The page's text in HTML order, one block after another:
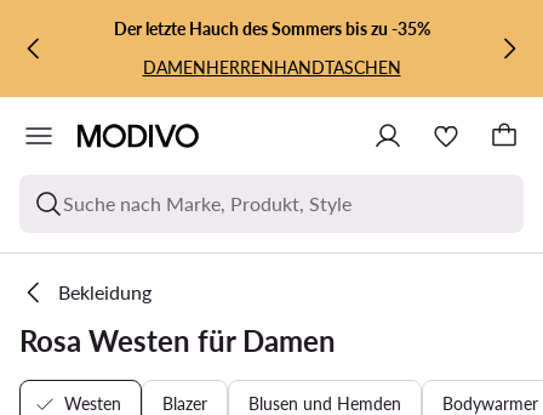
ZUM HAUPTINHALT SPRINGEN
ZUR SUCHEDer letzte Hauch des Sommers bis zu -35%
DAMENHERRENHANDTASCHEN
Suche nach Marke, Produkt, Style
Bekleidung
Rosa Westen für Damen
Westen Blazer Blusen und Hemden Bodywarmer